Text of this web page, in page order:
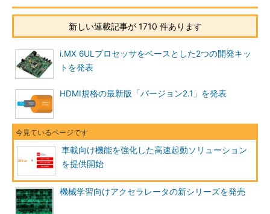
新しい連載記事が 1710 件あります
i.MX 6ULプロセッサをベースとした2つの開発キッ
トを発表
HDMI規格の最新版「バージョン2.1」を発表
車載向け機能を強化した高速起動ソリューション
を提供開始
機械学習向けアクセラレータの新シリーズを発売